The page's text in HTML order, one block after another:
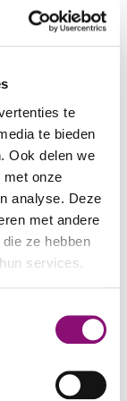
te
te bieden
Ook delen we
met onze
analyse. Deze
met andere
ze hebben
services.
maken
de privacy
hieraan wel
tot en
op deze